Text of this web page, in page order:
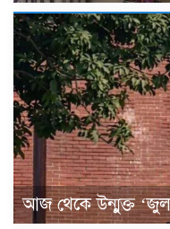
আজ থেকে উন্মুক্ত